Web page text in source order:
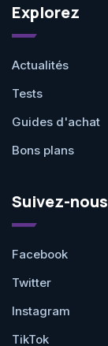
Explorez
Actualités
Tests
Guides d'achat
Bons plans
Suivez-nous
Facebook
Twitter
Instagram
TikTok